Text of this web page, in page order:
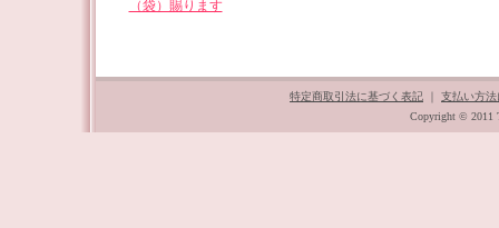
（袋）賜ります
特定商取引法に基づく表記
支払い方
Copyright © 2011